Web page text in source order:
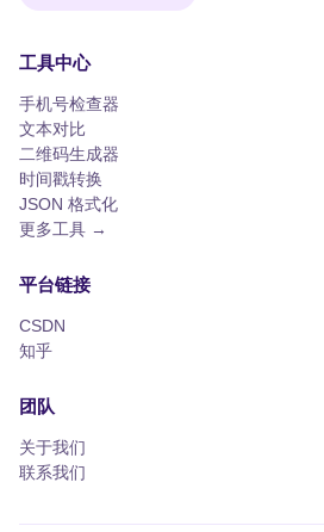
工具中心
手机号检查器
文本对比
二维码生成器
时间戳转换
JSON 格式化
更多工具 →
平台链接
CSDN
知乎
团队
关于我们
联系我们